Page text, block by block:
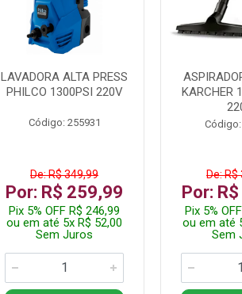
LAVADORA ALTA PRESS
PHILCO 1300PSI 220V
Código: 255931
De: R$ 349,99
Por: R$ 259,99
Pix 5% OFF R$ 246,99
ou em até 5x R$ 52,00
Sem Juros
KARCHER
De: R$
Por:
Pix 5%
ou em até
Sem